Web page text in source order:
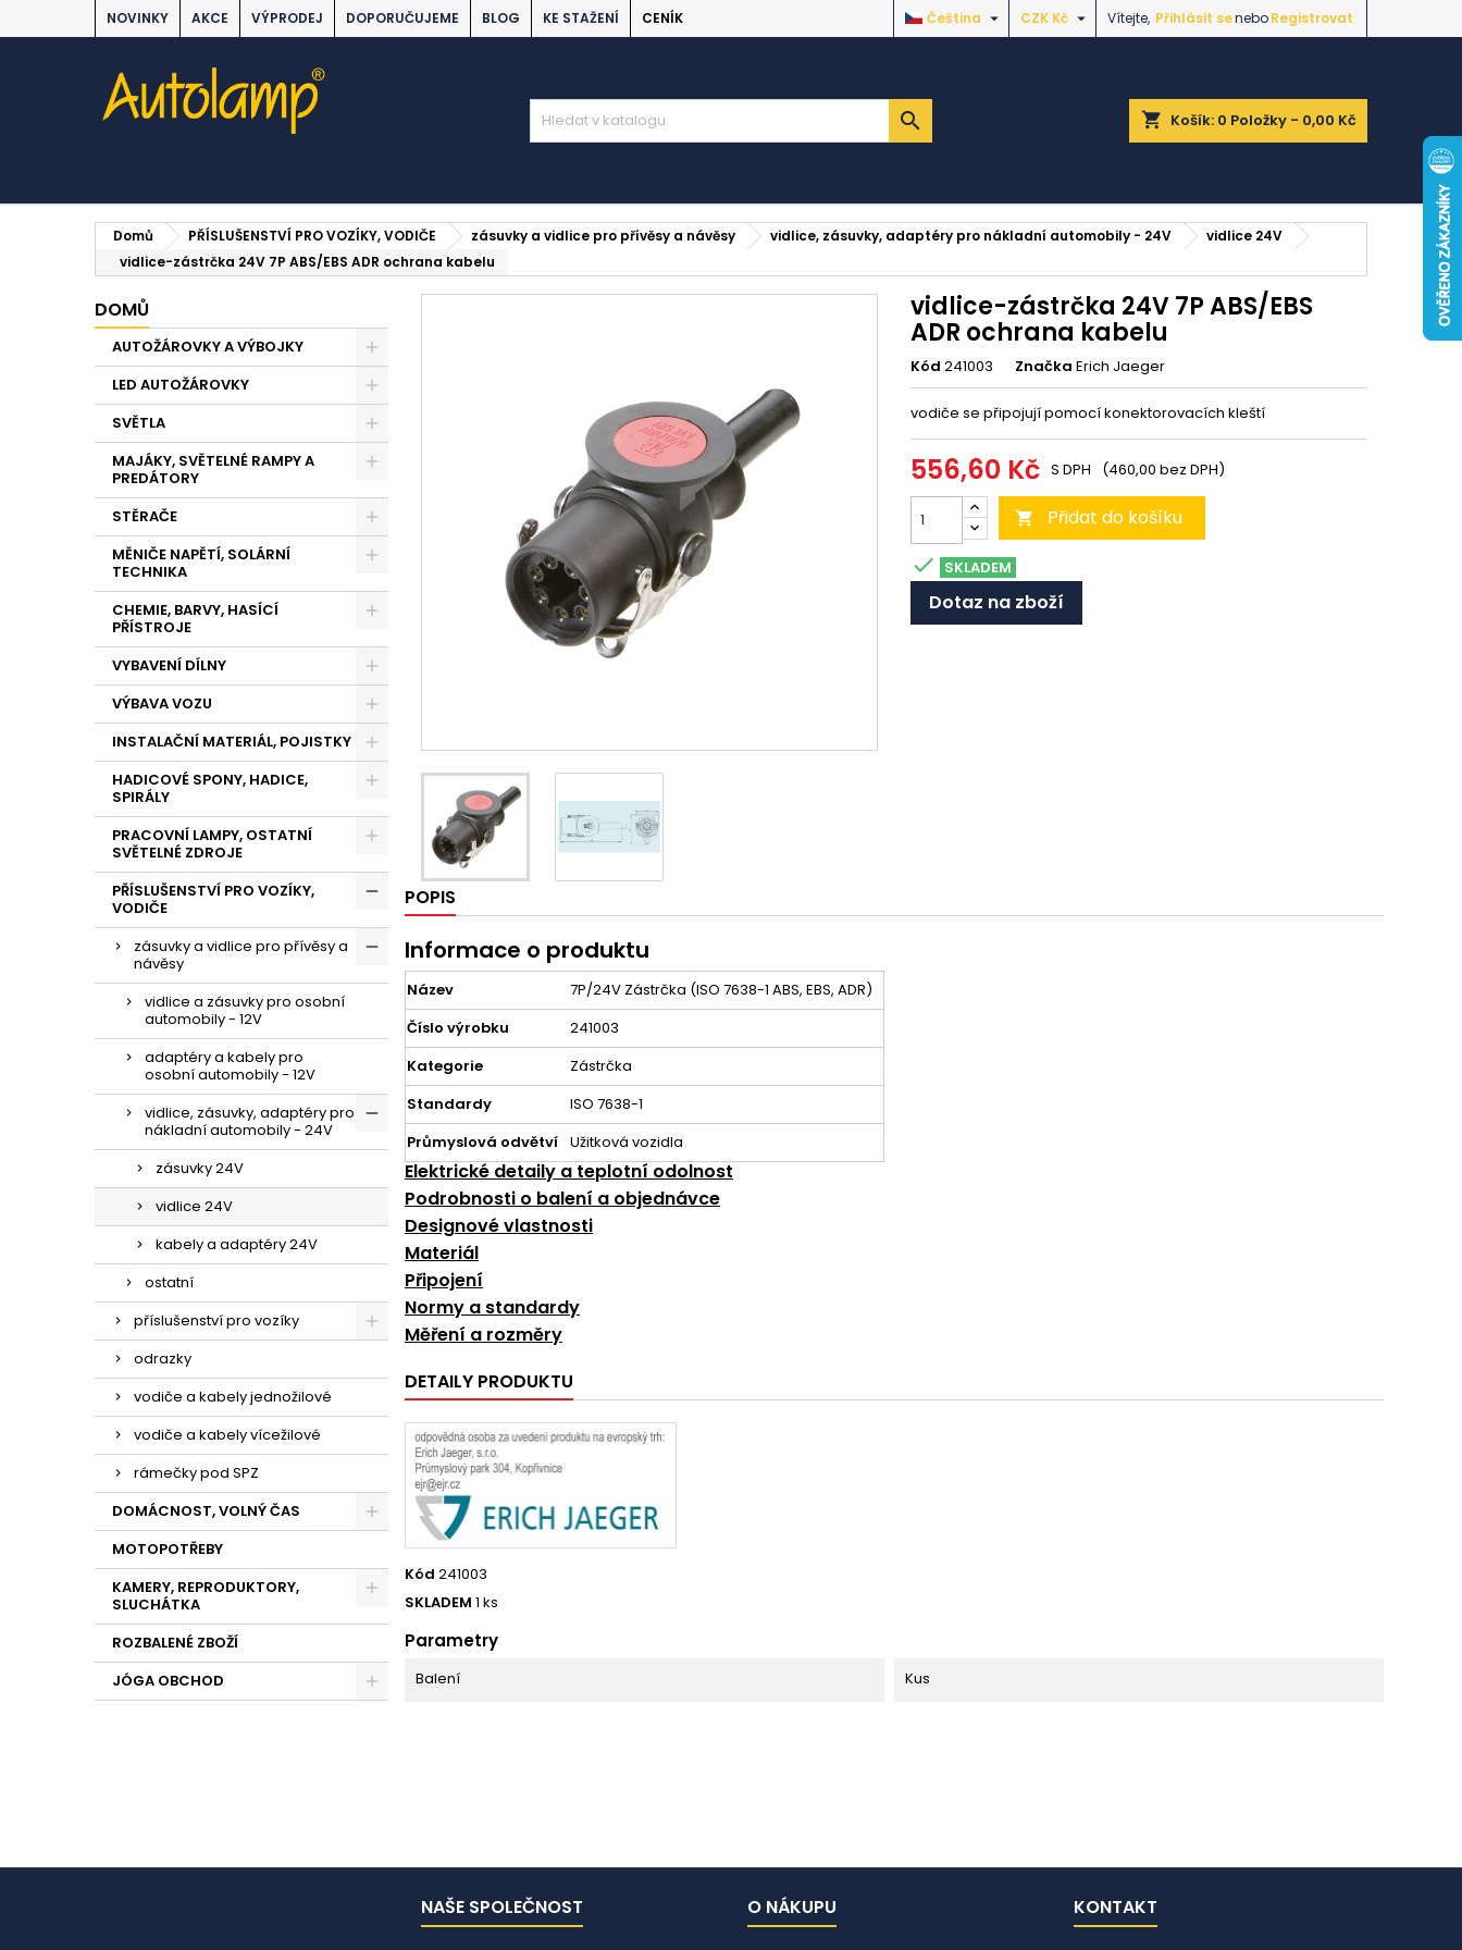
NOVINKY AKCE VÝPRODEJ DOPORUČUJEME BLOG KE STAŽENÍ CENÍK Vítejte, Přihlásit seneboRegistrovat
CZK Kč 
Čeština 
shopping_cart Košík: 0 Položky - 0,00 Kč

Domů PŘÍSLUŠENSTVÍ PRO VOZÍKY, VODIČE zásuvky a vidlice pro přívěsy a návěsy vidlice, zásuvky, adaptéry pro nákladní automobily - 24V
vidlice 24V
vidlice-zástrčka 24V 7P ABS/EBS ADR ochrana kabelu
DOMŮ
AUTOŽÁROVKY A VÝBOJKY
LED AUTOŽÁROVKY
SVĚTLA
MAJÁKY, SVĚTELNÉ RAMPY A
PREDÁTORY
STĚRAČE
MĚNIČE NAPĚTÍ, SOLÁRNÍ
TECHNIKA
CHEMIE, BARVY, HASÍCÍ
PŘÍSTROJE
VYBAVENÍ DÍLNY
VÝBAVA VOZU
INSTALAČNÍ MATERIÁL, POJISTKY
HADICOVÉ SPONY, HADICE,
SPIRÁLY
PRACOVNÍ LAMPY, OSTATNÍ
SVĚTELNÉ ZDROJE
PŘÍSLUŠENSTVÍ PRO VOZÍKY,
VODIČE
zásuvky a vidlice pro přívěsy a
návěsy
vidlice a zásuvky pro osobní
automobily - 12V
adaptéry a kabely pro
osobní automobily - 12V
vidlice, zásuvky, adaptéry pro
nákladní automobily - 24V
zásuvky 24V
vidlice 24V
kabely a adaptéry 24V
ostatní
příslušenství pro vozíky
odrazky
vodiče a kabely jednožilové
vodiče a kabely vícežilové
rámečky pod SPZ
DOMÁCNOST, VOLNÝ ČAS
MOTOPOTŘEBY
KAMERY, REPRODUKTORY,
SLUCHÁTKA
ROZBALENÉ ZBOŽÍ
JÓGA OBCHOD
vidlice-zástrčka 24V 7P ABS/EBS
ADR ochrana kabelu
Kód 241003 Značka Erich Jaeger
vodiče se připojují pomocí konektorovacích kleští
556,60 Kč S DPH (460,00 bez DPH)
 Přidat do košíku
 SKLADEM
Dotaz na zboží
POPIS
Informace o produktu
Název
7P/24V Zástrčka (ISO 7638-1 ABS, EBS, ADR)
Číslo výrobku
241003
Kategorie
Zástrčka
Standardy
ISO 7638-1
Průmyslová odvětví Užitková vozidla
Elektrické detaily a teplotní odolnost
Podrobnosti o balení a objednávce
Designové vlastnosti
Materiál
Připojení
Normy a standardy
Měření a rozměry
DETAILY PRODUKTU
Kód 241003
SKLADEM 1 ks
Parametry
Balení Kus
NAŠE SPOLEČNOST O NÁKUPU KONTAKT